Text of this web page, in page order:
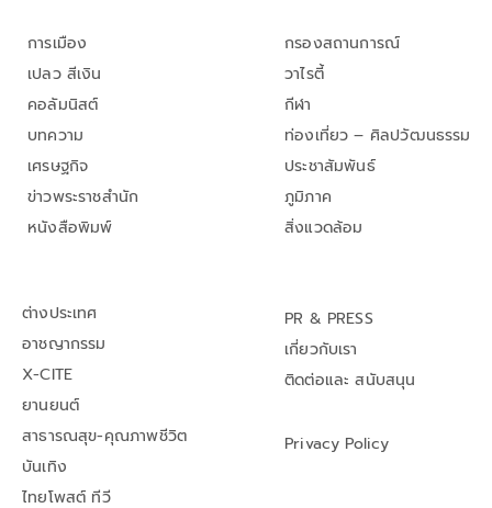
การเมือง
เปลว สีเงิน
คอลัมนิสต์
บทความ
เศรษฐกิจ
ข่าวพระราชสำนัก
หนังสือพิมพ์
กรองสถานการณ์
วาไรตี้
กีฬา
ท่องเที่ยว – ศิลปวัฒนธรรม
ประชาสัมพันธ์
ภูมิภาค
สิ่งแวดล้อม
ต่างประเทศ
อาชญากรรม
X-CITE
ยานยนต์
สาธารณสุข-คุณภาพชีวิต
บันเทิง
ไทยโพสต์ ทีวี
PR & PRESS
เกี่ยวกับเรา
ติดต่อและ สนับสนุน
Privacy Policy